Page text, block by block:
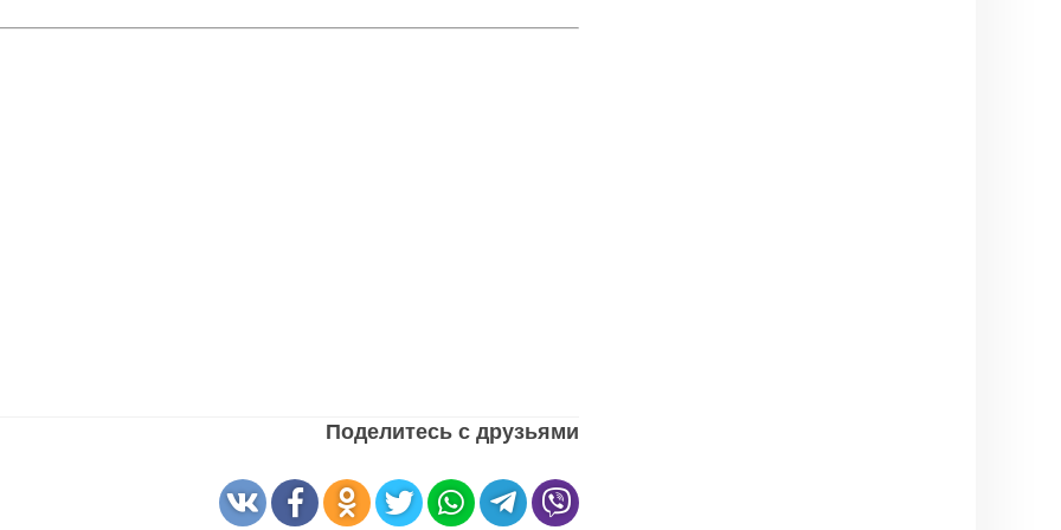
Поделитесь с друзьями